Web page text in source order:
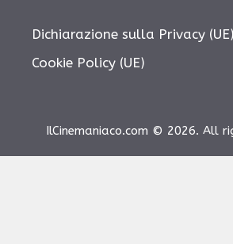
Dichiarazione sulla Privacy (UE)
Cookie Policy (UE)
IlCinemaniaco.com © 2026. All